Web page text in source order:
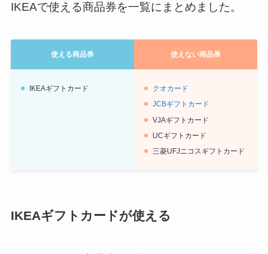
IKEAで使える商品券を一覧にまとめました。
使える商品券 使えない商品券
IKEAギフトカード
クオカード
JCBギフトカード
VJAギフトカード
UCギフトカード
三菱UFJニコスギフトカード
IKEAギフトカードが使える